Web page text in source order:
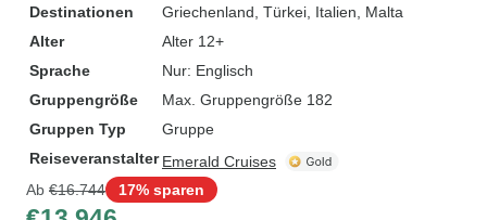
Destinationen
Griechenland , Türkei , Italien , Malta
Alter
Alter 12+
Sprache
Nur: Englisch
Gruppengröße
Max. Gruppengröße 182
Gruppen Typ
Gruppe
Reiseveranstalter Emerald Cruises
Ab €16.744 17% sparen